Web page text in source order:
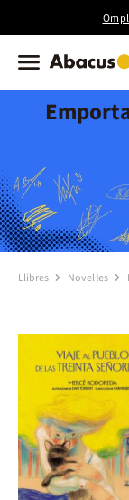
Llibres Novel·les